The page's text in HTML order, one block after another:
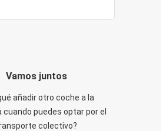
Vamos juntos
añadir otro coche a la
puedes optar por el
colectivo?